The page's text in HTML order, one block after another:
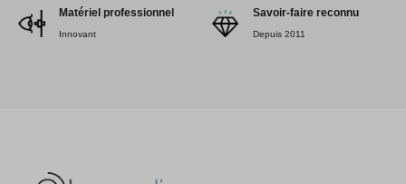
Matériel professionnel
Innovant
Savoir-faire reconnu
Depuis 2011